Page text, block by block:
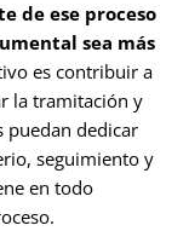
de ese proceso
sea más
es contribuir a
la tramitación y
dedicar
seguimiento y
en todo